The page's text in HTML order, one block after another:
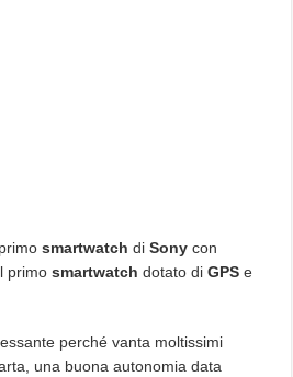
smartwatch diSony con
primosmartwatch dotato diGPS e
perché vanta moltissimi
una buona autonomia data